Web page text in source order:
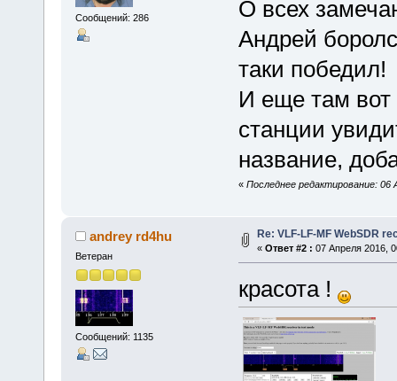
Сообщений: 286
О всех
Андрей
таки победил!
И еще там вот
станции
название,
« Последнее редактирование: 06
andrey rd4hu
Ветеран
Сообщений: 1135
Re: VLF-LF-MF WebSDR
« Ответ #2 : 07 Апреля 2016,
красота !